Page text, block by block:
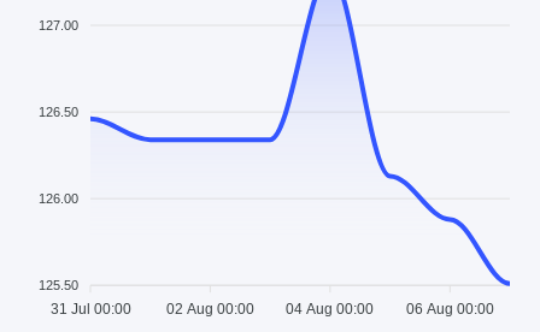
127.00
126.50
126.00
125.50
31 Jul 00:00 02 Aug 00:00 04 Aug 00:00 06 Aug 00:00